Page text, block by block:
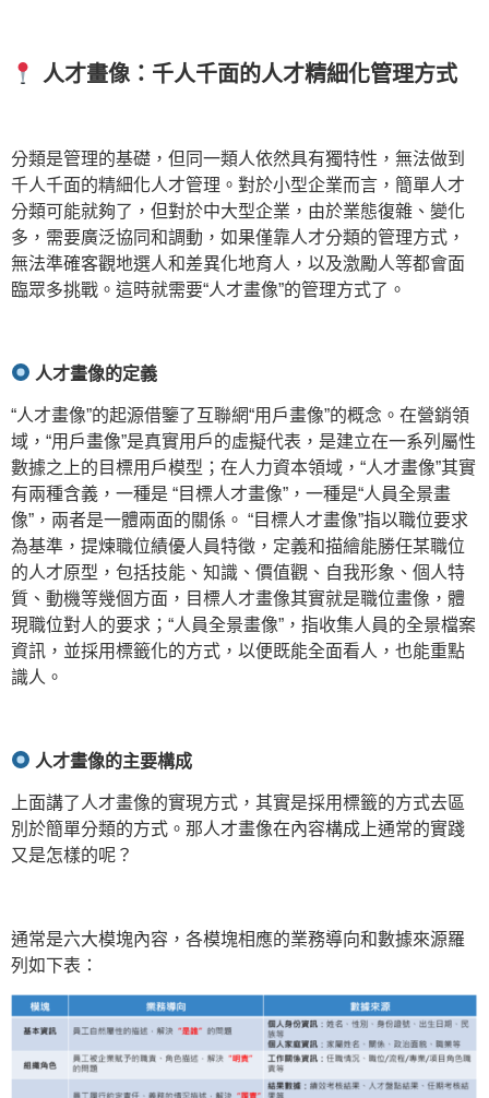
人才畫像：千人千面的人才精細化管理方式
分類是管理的基礎，但同一類人依然具有獨特性，無法做到
千人千面的精細化人才管理。對於小型企業而言，簡單人才
分類可能就夠了，但對於中大型企業，由於業態復雜、變化
多，需要廣泛協同和調動，如果僅靠人才分類的管理方式，
無法準確客觀地選人和差異化地育人，以及激勵人等都會面
臨眾多挑戰。這時就需要“人才畫像”的管理方式了。
人才畫像的定義
“人才畫像”的起源借鑒了互聯網“用戶畫像”的概念。在營銷領
域，“用戶畫像”是真實用戶的虛擬代表，是建立在一系列屬性
數據之上的目標用戶模型；在人力資本領域，“人才畫像”其實
有兩種含義，一種是 “目標人才畫像”，一種是“人員全景畫
像”，兩者是一體兩面的關係。 “目標人才畫像”指以職位要求
為基準，提煉職位績優人員特徵，定義和描繪能勝任某職位
的人才原型，包括技能、知識、價值觀、自我形象、個人特
質、動機等幾個方面，目標人才畫像其實就是職位畫像，體
現職位對人的要求；“人員全景畫像”，指收集人員的全景檔案
資訊，並採用標籤化的方式，以便既能全面看人，也能重點
識人。
人才畫像的主要構成
上面講了人才畫像的實現方式，其實是採用標籤的方式去區
別於簡單分類的方式。那人才畫像在內容構成上通常的實踐
又是怎樣的呢？
通常是六大模塊內容，各模塊相應的業務導向和數據來源羅
列如下表：